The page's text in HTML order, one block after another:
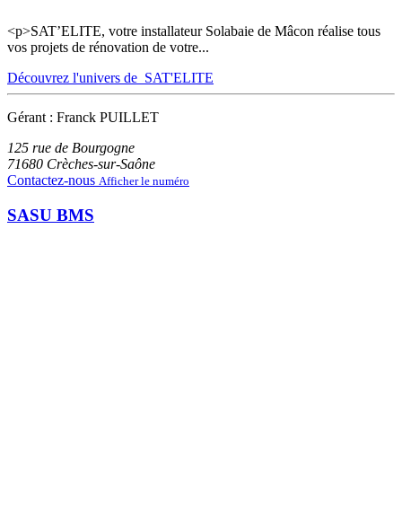
<p>SAT’ELITE, votre installateur Solabaie de Mâcon réalise tous
vos projets de rénovation de votre...
Découvrez l'univers de SAT'ELITE
Gérant : Franck PUILLET
125 rue de Bourgogne
71680 Crèches-sur-Saône
Contactez-nous Afficher le numéro
SASU BMS